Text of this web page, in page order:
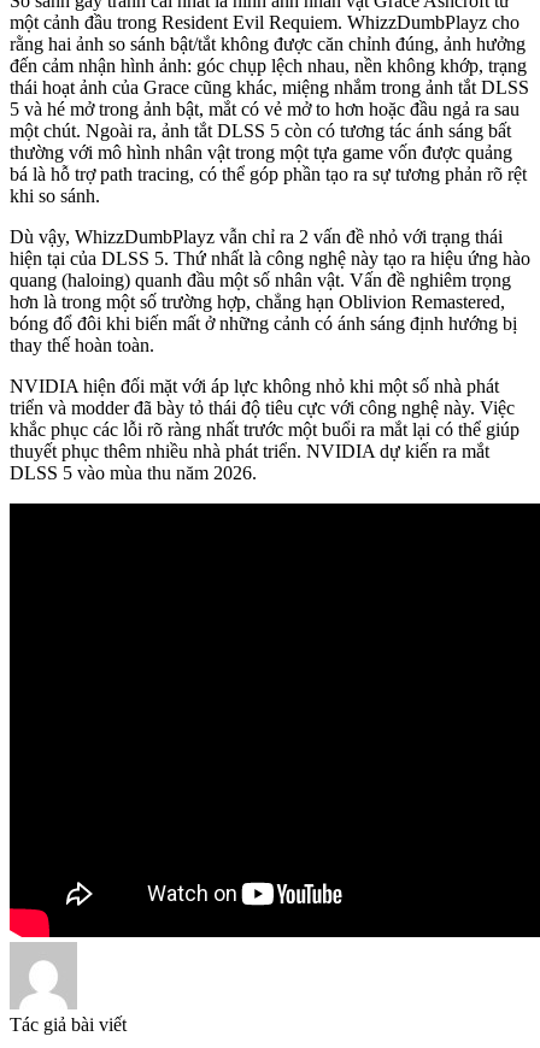
một cảnh đầu trong Resident Evil Requiem. WhizzDumbPlayz cho
rằng hai ảnh so sánh bật/tắt không được căn chỉnh đúng, ảnh hưởng
đến cảm nhận hình ảnh: góc chụp lệch nhau, nền không khớp, trạng
thái hoạt ảnh của Grace cũng khác, miệng nhắm trong ảnh tắt DLSS
5 và hé mở trong ảnh bật, mắt có vẻ mở to hơn hoặc đầu ngả ra sau
một chút. Ngoài ra, ảnh tắt DLSS 5 còn có tương tác ánh sáng bất
thường với mô hình nhân vật trong một tựa game vốn được quảng
bá là hỗ trợ path tracing, có thể góp phần tạo ra sự tương phản rõ rệt
khi so sánh.
Dù vậy, WhizzDumbPlayz vẫn chỉ ra 2 vấn đề nhỏ với trạng thái
hiện tại của DLSS 5. Thứ nhất là công nghệ này tạo ra hiệu ứng hào
quang (haloing) quanh đầu một số nhân vật. Vấn đề nghiêm trọng
hơn là trong một số trường hợp, chẳng hạn Oblivion Remastered,
bóng đổ đôi khi biến mất ở những cảnh có ánh sáng định hướng bị
thay thế hoàn toàn.
NVIDIA hiện đối mặt với áp lực không nhỏ khi một số nhà phát
triển và modder đã bày tỏ thái độ tiêu cực với công nghệ này. Việc
khắc phục các lỗi rõ ràng nhất trước một buổi ra mắt lại có thể giúp
thuyết phục thêm nhiều nhà phát triển. NVIDIA dự kiến ra mắt
DLSS 5 vào mùa thu năm 2026.
Tác giả bài viết